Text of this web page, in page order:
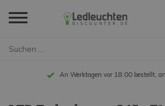
An Werktagen vor 18:00 bestellt,